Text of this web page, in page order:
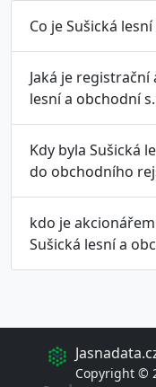
Co je Sušická
Jaká je
lesní a obchodní
Kdy byla Sušická
do obchodního
kdo je
Sušická lesní a
Copyright ©